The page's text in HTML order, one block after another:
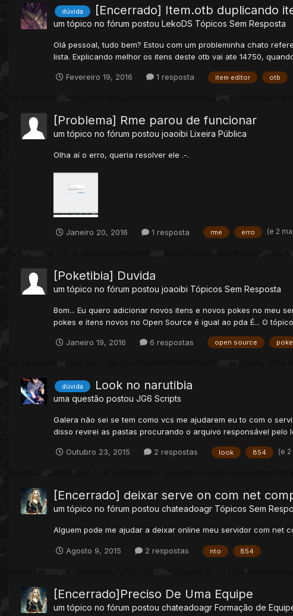
dúvida [Encerrado] Item.otb duplicando
um tópico no fórum postou LekoDS Tópicos Sem Resposta
Olá pessoal, tudo bem? Estou com um probleminha chato
lista. Explicando melhor os itens deste otb vai ate 14750,
Fevereiro 19, 2016 1 resposta item editor otb
[Problema] Rme parou de funcionar
um tópico no fórum postou joaoibi Lixeira Pública
Olha aí o erro, queria resolver ele .-.
Janeiro 20, 2016 1 resposta rme erro (e 2
[Poketibia] Duvida
um tópico no fórum postou joaoibi Tópicos Sem Resposta
Bom... Eu quero adicionar novos itens e novos pokes no meu
pokes e itens novos no Open Source é igual ao pda É... O
Janeiro 19, 2016 6 respostas open source
dúvida Look no narutibia
uma questão postou JG6 Scripts
Galera não sei se tem como vcs me ajudarem eu to com o
disso revirei as pastas procurando o arquivo responsável pelo
Outubro 23, 2015 2 respostas look 854 (e 2
[Encerrado] deixar serve on com net
um tópico no fórum postou chateadoagr Tópicos Sem
Alguem pode me ajudar a deixar online meu servidor com net
Agosto 9, 2015 2 respostas nto 854
[Encerrado]Preciso De Uma Equipe
um tópico no fórum postou chateadoagr Formação de